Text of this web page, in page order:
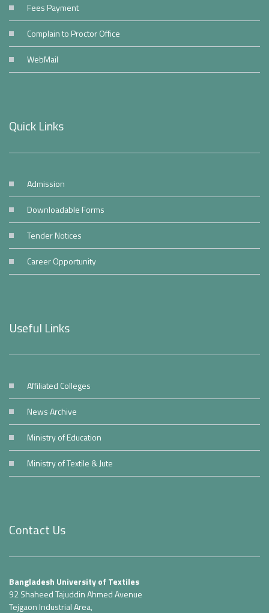
Fees Payment
Complain to Proctor Office
WebMail
Quick Links
Admission
Downloadable Forms
Tender Notices
Career Opportunity
Useful Links
Affiliated Colleges
News Archive
Ministry of Education
Ministry of Textile & Jute
Contact Us
Bangladesh University of Textiles
92 Shaheed Tajuddin Ahmed Avenue
Tejgaon Industrial Area,